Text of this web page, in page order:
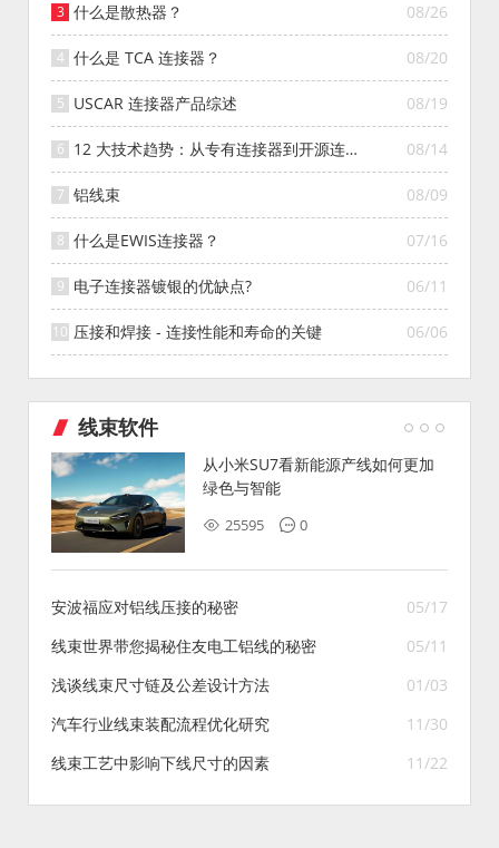
08/26
什么是散热器？
08/20
什么是 TCA 连接器？
08/19
USCAR 连接器产品综述
08/14
12 大技术趋势：从专有连接器到开源连接
器的演变
08/09
铝线束
07/16
什么是EWIS连接器？
06/11
电子连接器镀银的优缺点?
06/06
压接和焊接 - 连接性能和寿命的关键
线束软件
从小米SU7看新能源产线如何更加
绿色与智能
25595 0
05/17
安波福应对铝线压接的秘密
05/11
线束世界带您揭秘住友电工铝线的秘密
01/03
浅谈线束尺寸链及公差设计方法
11/30
汽车行业线束装配流程优化研究
11/22
线束工艺中影响下线尺寸的因素